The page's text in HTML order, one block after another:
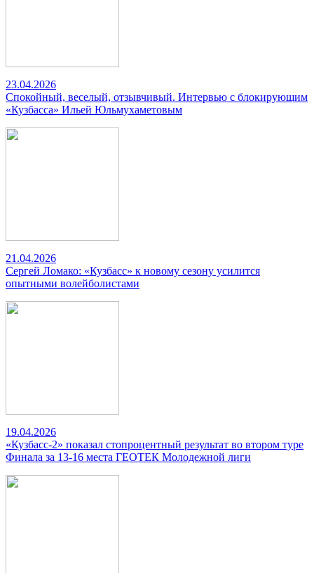
23.04.2026
Спокойный, веселый, отзывчивый. Интервью с блокирующим
«Кузбасса» Ильей Юльмухаметовым
21.04.2026
Сергей Ломако: «Кузбасс» к новому сезону усилится
опытными волейболистами
19.04.2026
«Кузбасс-2» показал стопроцентный результат во втором туре
Финала за 13-16 места ГЕОТЕК Молодежной лиги